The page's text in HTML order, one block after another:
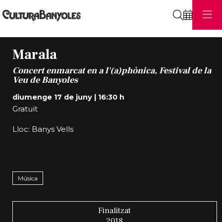
Marala
Concert enmarcat en a l'(a)phònica, Festival de la
Veu de Banyoles
diumenge 17 de juny| 16:30 h
Gratuït
Lloc: Banys Vells
Música
Finalitzat